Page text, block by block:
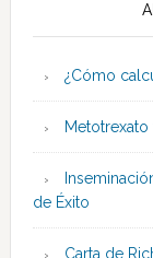
¿Cómo
de Éxito
Carta de